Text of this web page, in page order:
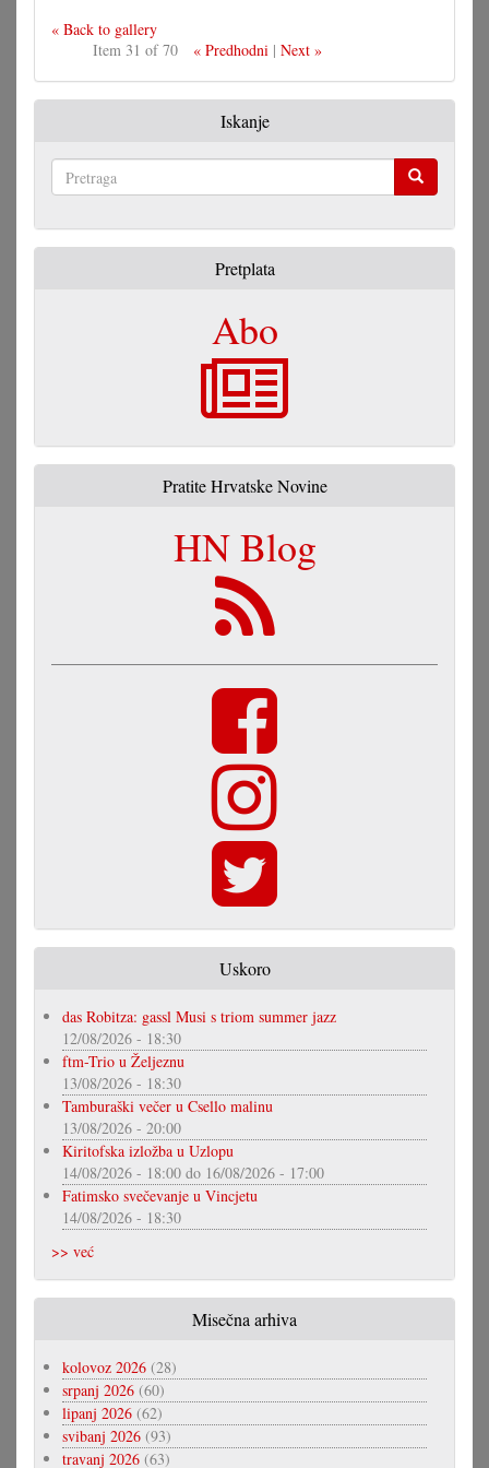
« Back to gallery
Item 31 of 70
« Predhodni| Next »
Iskanje
Pretplata
Abo
Pratite Hrvatske Novine
HN Blog
Uskoro
das Robitza: gassl Musi s triom summer jazz
12/08/2026 - 18:30
ftm-Trio u Željeznu
13/08/2026 - 18:30
Tamburaški večer u Csello malinu
13/08/2026 - 20:00
Kiritofska izložba u Uzlopu
14/08/2026 - 18:00 do 16/08/2026 - 17:00
Fatimsko svečevanje u Vincjetu
14/08/2026 - 18:30
>> već
Misečna arhiva
kolovoz 2026 (28)
srpanj 2026 (60)
lipanj 2026 (62)
svibanj 2026 (93)
travanj 2026 (63)